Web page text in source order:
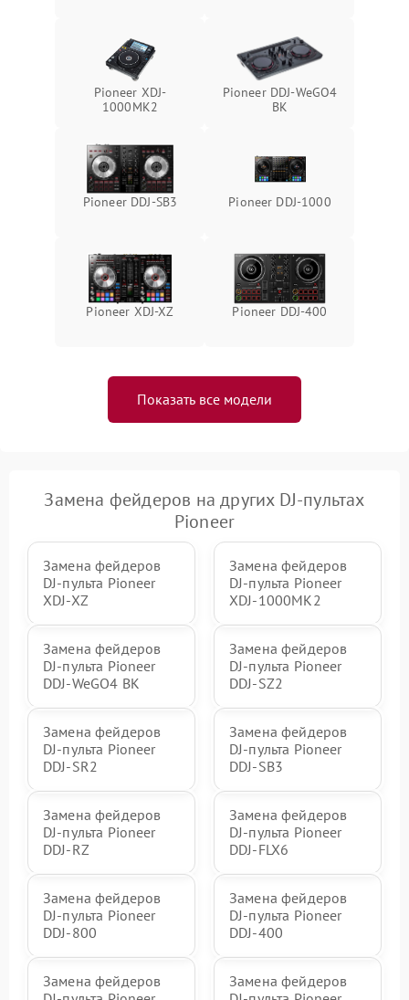
защиты от замыкания
Подробнее →
Повреждение системы
защиты от перегрузок
1000 ₽ Подробнее →
Неисправность системы
защиты от перегрева
Подробнее →
Поломка системы защиты
Pioneer XDJ-
1000MK2
Pioneer DDJ-WeGO4
BK
Pioneer DDJ-SB3 Pioneer DDJ-1000
Pioneer XDJ-XZ Pioneer DDJ-400
Показать все модели
Замена фейдеров на других DJ-пультах
Pioneer
Замена фейдеров
DJ-пульта Pioneer
XDJ-XZ
Замена фейдеров
DJ-пульта Pioneer
XDJ-1000MK2
Замена фейдеров
DJ-пульта Pioneer
DDJ-WeGO4 BK
Замена фейдеров
DJ-пульта Pioneer
DDJ-SZ2
Замена фейдеров
DJ-пульта Pioneer
DDJ-SR2
Замена фейдеров
DJ-пульта Pioneer
DDJ-SB3
Замена фейдеров
DJ-пульта Pioneer
DDJ-RZ
Замена фейдеров
DJ-пульта Pioneer
DDJ-FLX6
Замена фейдеров
DJ-пульта Pioneer
DDJ-800
Замена фейдеров
DJ-пульта Pioneer
DDJ-400
Замена фейдеров
Замена фейдеров